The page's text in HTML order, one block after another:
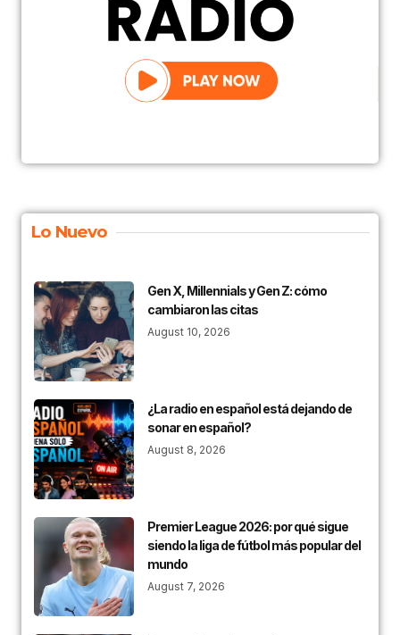
Lo Nuevo
Gen X, Millennials y Gen Z: cómo
cambiaron las citas
August 10, 2026
¿La radio en español está dejando de
sonar en español?
August 8, 2026
Premier League 2026: por qué sigue
siendo la liga de fútbol más popular del
mundo
August 7, 2026